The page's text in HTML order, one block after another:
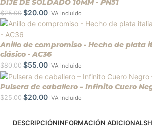
DIJE DE SOLDADO 10MM - PN51
$25.00 $20.00 IVA Incluido
Anillo de compromiso - Hecho de plata
clásico - AC36
$80.00 $55.00 IVA Incluido
Pulsera de caballero – Infinito Cuero
$25.00 $20.00 IVA Incluido
DESCRIPCIÓNINFORMACIÓN ADICIONAL